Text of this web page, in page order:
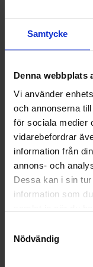
Samtycke
Denna webbplats
Vi använder
och annonserna
för sociala medier
vidarebefordrar
information från
annons- och
Dessa kan i sin
information som
Nödvändig
Ohlssons
LÄS MER
Ohlssons
LÄS MER
Nyheter